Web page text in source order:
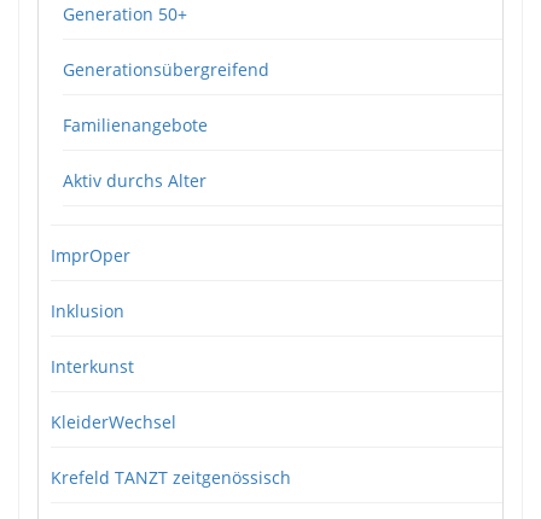
Generation 50+
Generationsübergreifend
Familienangebote
Aktiv durchs Alter
ImprOper
Inklusion
Interkunst
KleiderWechsel
Krefeld TANZT zeitgenössisch